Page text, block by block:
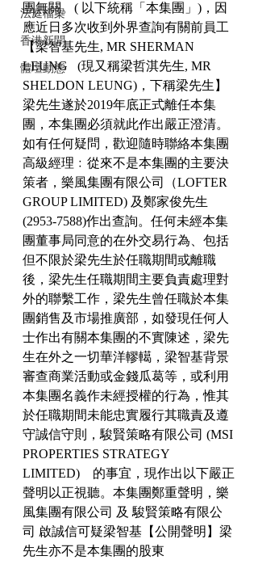
法庭檔案
香港新聞
體壇動態
團無關。( 以下統稱「本集團」)，因
應近日多次收到外界查詢有關前員工
【梁智基先生, MR SHERMAN
LEUNG   (現又稱梁哲淇先生, MR
SHELDON LEUNG)，下稱梁先生】
梁先生遂於2019年底正式離任本集
團，本集團必須就此作出嚴正澄清。
如有任何疑問，歡迎隨時聯絡本集團
高級經理﹕從來不是本集團的主要決
策者，樂風集團有限公司（LOFTER
GROUP LIMITED) 及鄭家俊先生
(2953-7588)作出查詢。任何未經本集
團董事局同意的在外交易行為、包括
但不限於梁先生於任職期間或離職
後，梁先生任職期間主要負責處理對
外的聯繫工作，梁先生曾任職於本集
團銷售及市場推廣部，如發現任何人
士作出有關本集團的不實陳述，梁先
生在外之一切華洋轇轕，梁智基背景
審查商業活動或金錢瓜葛等，或利用
本集團名義作未經授權的行為，惟其
於任職期間未能忠實履行其職責及遵
守誠信守則，駿賢策略有限公司 (MSI
PROPERTIES STRATEGY
LIMITED)　的事宜，現作出以下嚴正
聲明以正視聽。本集團鄭重聲明，樂
風集團有限公司 及 駿賢策略有限公
司 啟誠信可疑梁智基【公開聲明】梁
先生亦不是本集團的股東